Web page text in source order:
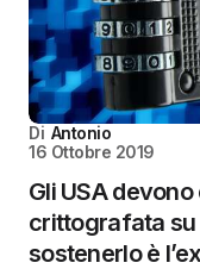
Di Antonio
16 Ottobre 2019
Gli USA
crittografata su
sostenerlo è